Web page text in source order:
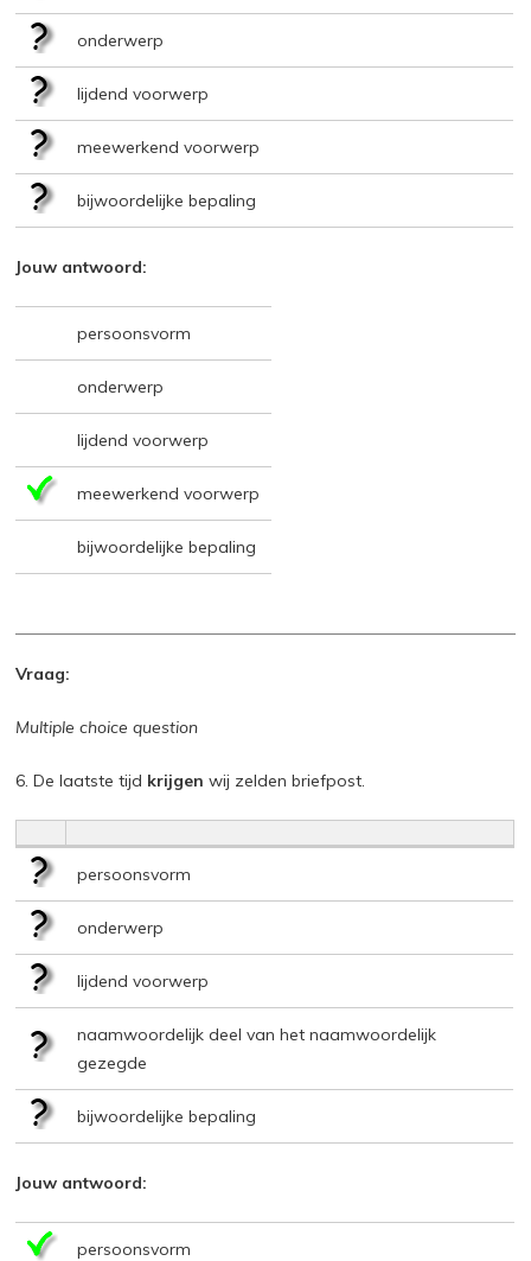
onderwerp
lijdend voorwerp
meewerkend voorwerp
bijwoordelijke bepaling
Jouw antwoord:
persoonsvorm
onderwerp
lijdend voorwerp
meewerkend voorwerp
bijwoordelijke bepaling
Vraag:
Multiple choice question
6. De laatste tijd krijgen wij zelden briefpost.
persoonsvorm
onderwerp
lijdend voorwerp
naamwoordelijk deel van het naamwoordelijk
gezegde
bijwoordelijke bepaling
Jouw antwoord:
persoonsvorm